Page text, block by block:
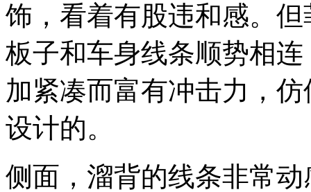
饰，看着有股违和感。
板子和车身线条顺势相
加紧凑而富有冲击力，
设计的。
侧面，溜背的线条非常